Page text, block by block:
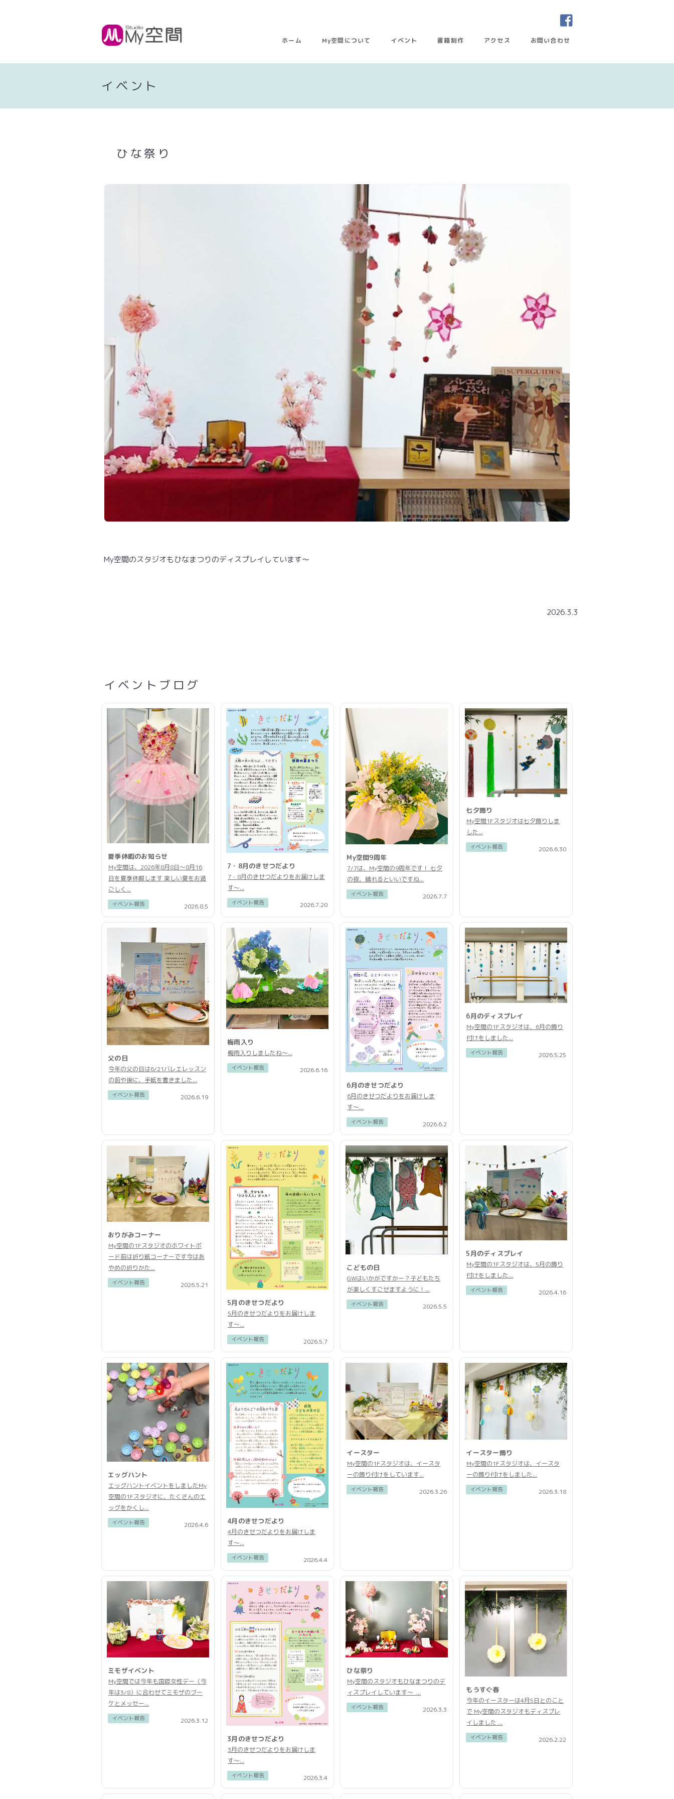
ホーム My空間について イベント 書籍制作 アクセス お問い合わせ
イベント
ひな祭り
My空間のスタジオもひなまつりのディスプレイしています〜
2026.3.3
イベントブログ
夏季休暇のお知らせ
My空間は、2026年8月8日〜8月16
日を夏季休暇します 楽しい夏をお過
ごしく...
2026.8.5
イベント報告
7・8月のきせつだより
7・8月のきせつだよりをお届けしま
す〜...
2026.7.20
イベント報告
My空間9周年
7/7は、My空間の9周年です！ 七夕
の夜、晴れるといいですね...
2026.7.7
イベント報告
七夕飾り
My空間1Fスタジオは七夕飾りしま
した...
2026.6.30
イベント報告
父の日
今年の父の日は6/21バレエレッスン
の前や後に、手紙を書きました...
2026.6.19
イベント報告
梅雨入り
梅雨入りしましたね〜...
2026.6.16
イベント報告
6月のきせつだより
6月のきせつだよりをお届けしま
す〜...
2026.6.2
イベント報告
6月のディスプレイ
My空間の1Fスタジオは、6月の飾り
付けをしました...
2026.5.25
イベント報告
おりがみコーナー
My空間の1Fスタジオのホワイトボ
ード前は折り紙コーナーです今はあ
やめの折りかた...
2026.5.21
イベント報告
5月のきせつだより
5月のきせつだよりをお届けしま
す〜...
2026.5.7
イベント報告
こどもの日
GWはいかがですかー？子どもたち
が楽しくすごせますように！...
2026.5.5
イベント報告
5月のディスプレイ
My空間の1Fスタジオは、5月の飾り
付けをしました...
2026.4.16
イベント報告
エッグハント
エッグハントイベントをしましたMy
空間の1Fスタジオに、たくさんのエ
ッグをかくし...
2026.4.6
イベント報告 4月のきせつだより
4月のきせつだよりをお届けしま
す〜...
2026.4.4
イベント報告
イースター
My空間の1Fスタジオは、イースタ
ーの飾り付けをしています...
2026.3.26
イベント報告
イースター飾り
My空間の1Fスタジオは、イースタ
ーの飾り付けをしました...
2026.3.18
イベント報告
ミモザイベント
My空間では今年も国際女性デー（今
年は3/8）に合わせてミモザのブー
ケとメッセー...
2026.3.12
イベント報告
3月のきせつだより
3月のきせつだよりをお届けしま
す〜...
2026.3.4
イベント報告
ひな祭り
My空間のスタジオもひなまつりのデ
ィスプレイしています〜 ...
2026.3.3
イベント報告
もうすぐ春
今年のイースターは4月5日とのこと
で My空間のスタジオもディスプレ
イしました ...
2026.2.22
イベント報告